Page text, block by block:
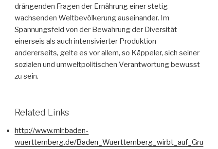
drängenden Fragen der Ernährung einer stetig
wachsenden Weltbevölkerung auseinander. Im
Spannungsfeld von der Bewahrung der Diversität
einerseis als auch intensivierter Produktion
andererseits, gelte es vor allem, so Käppeler, sich seiner
sozialen und umweltpolitischen Verantwortung bewusst
zu sein.
Related Links
http://www.mlr.baden-
wuerttemberg.de/Baden_Wuerttemberg_wirbt_auf_Gru